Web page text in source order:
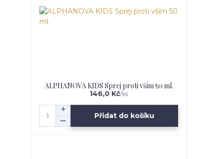
ALPHANOVA KIDS Sprej proti vším 50 ml.
146,0 Kč/ks
Přidat do košíku